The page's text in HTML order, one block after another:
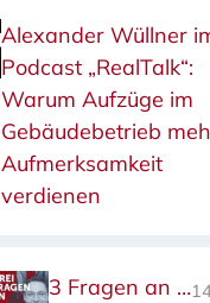
Alexander Wüllner
Podcast „RealTalk“:
Warum Aufzüge im
Gebäudebetrieb
Aufmerksamkeit
verdienen
3 Fragen an …